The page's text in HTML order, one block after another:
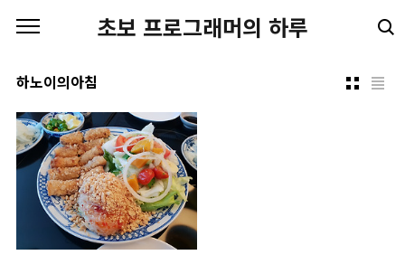
초보 프로그래머의 하루
하노이의아침